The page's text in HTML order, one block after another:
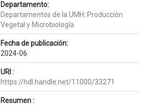
Departamento:
Departamentos de la UMH::Producción
Vegetal y Microbiología
Fecha de publicación:
2024-06
URI :
https://hdl.handle.net/11000/33271
Resumen :